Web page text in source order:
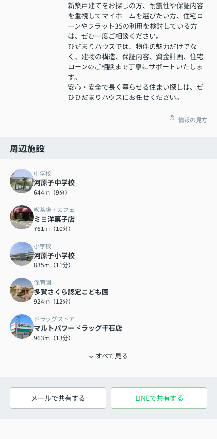
新築戸建てをお探しの方、耐震性や保証内容
を重視してマイホームを選びたい方、住宅ロ
ーンやフラット35の利用を検討している方
は、ぜひ一度ご相談ください。
ひだまりハウスでは、物件の魅力だけでな
く、建物の構造、保証内容、資金計画、住宅
ローンのご相談まで丁寧にサポートいたしま
す。
安心・安全で長く暮らせる住まい探しは、ぜ
ひひだまりハウスにお任せください。
情報の見方
周辺施設
中学校
河原子中学校
644ｍ（9分）
喫茶店・カフェ
ミヨ洋菓子店
761ｍ（10分）
小学校
河原子小学校
835ｍ（11分）
保育園
多賀さくら認定こども園
924ｍ（12分）
ドラッグストア
マルトパワードラッグ千石店
963ｍ（13分）
すべて見る
メールで共有する LINEで共有する